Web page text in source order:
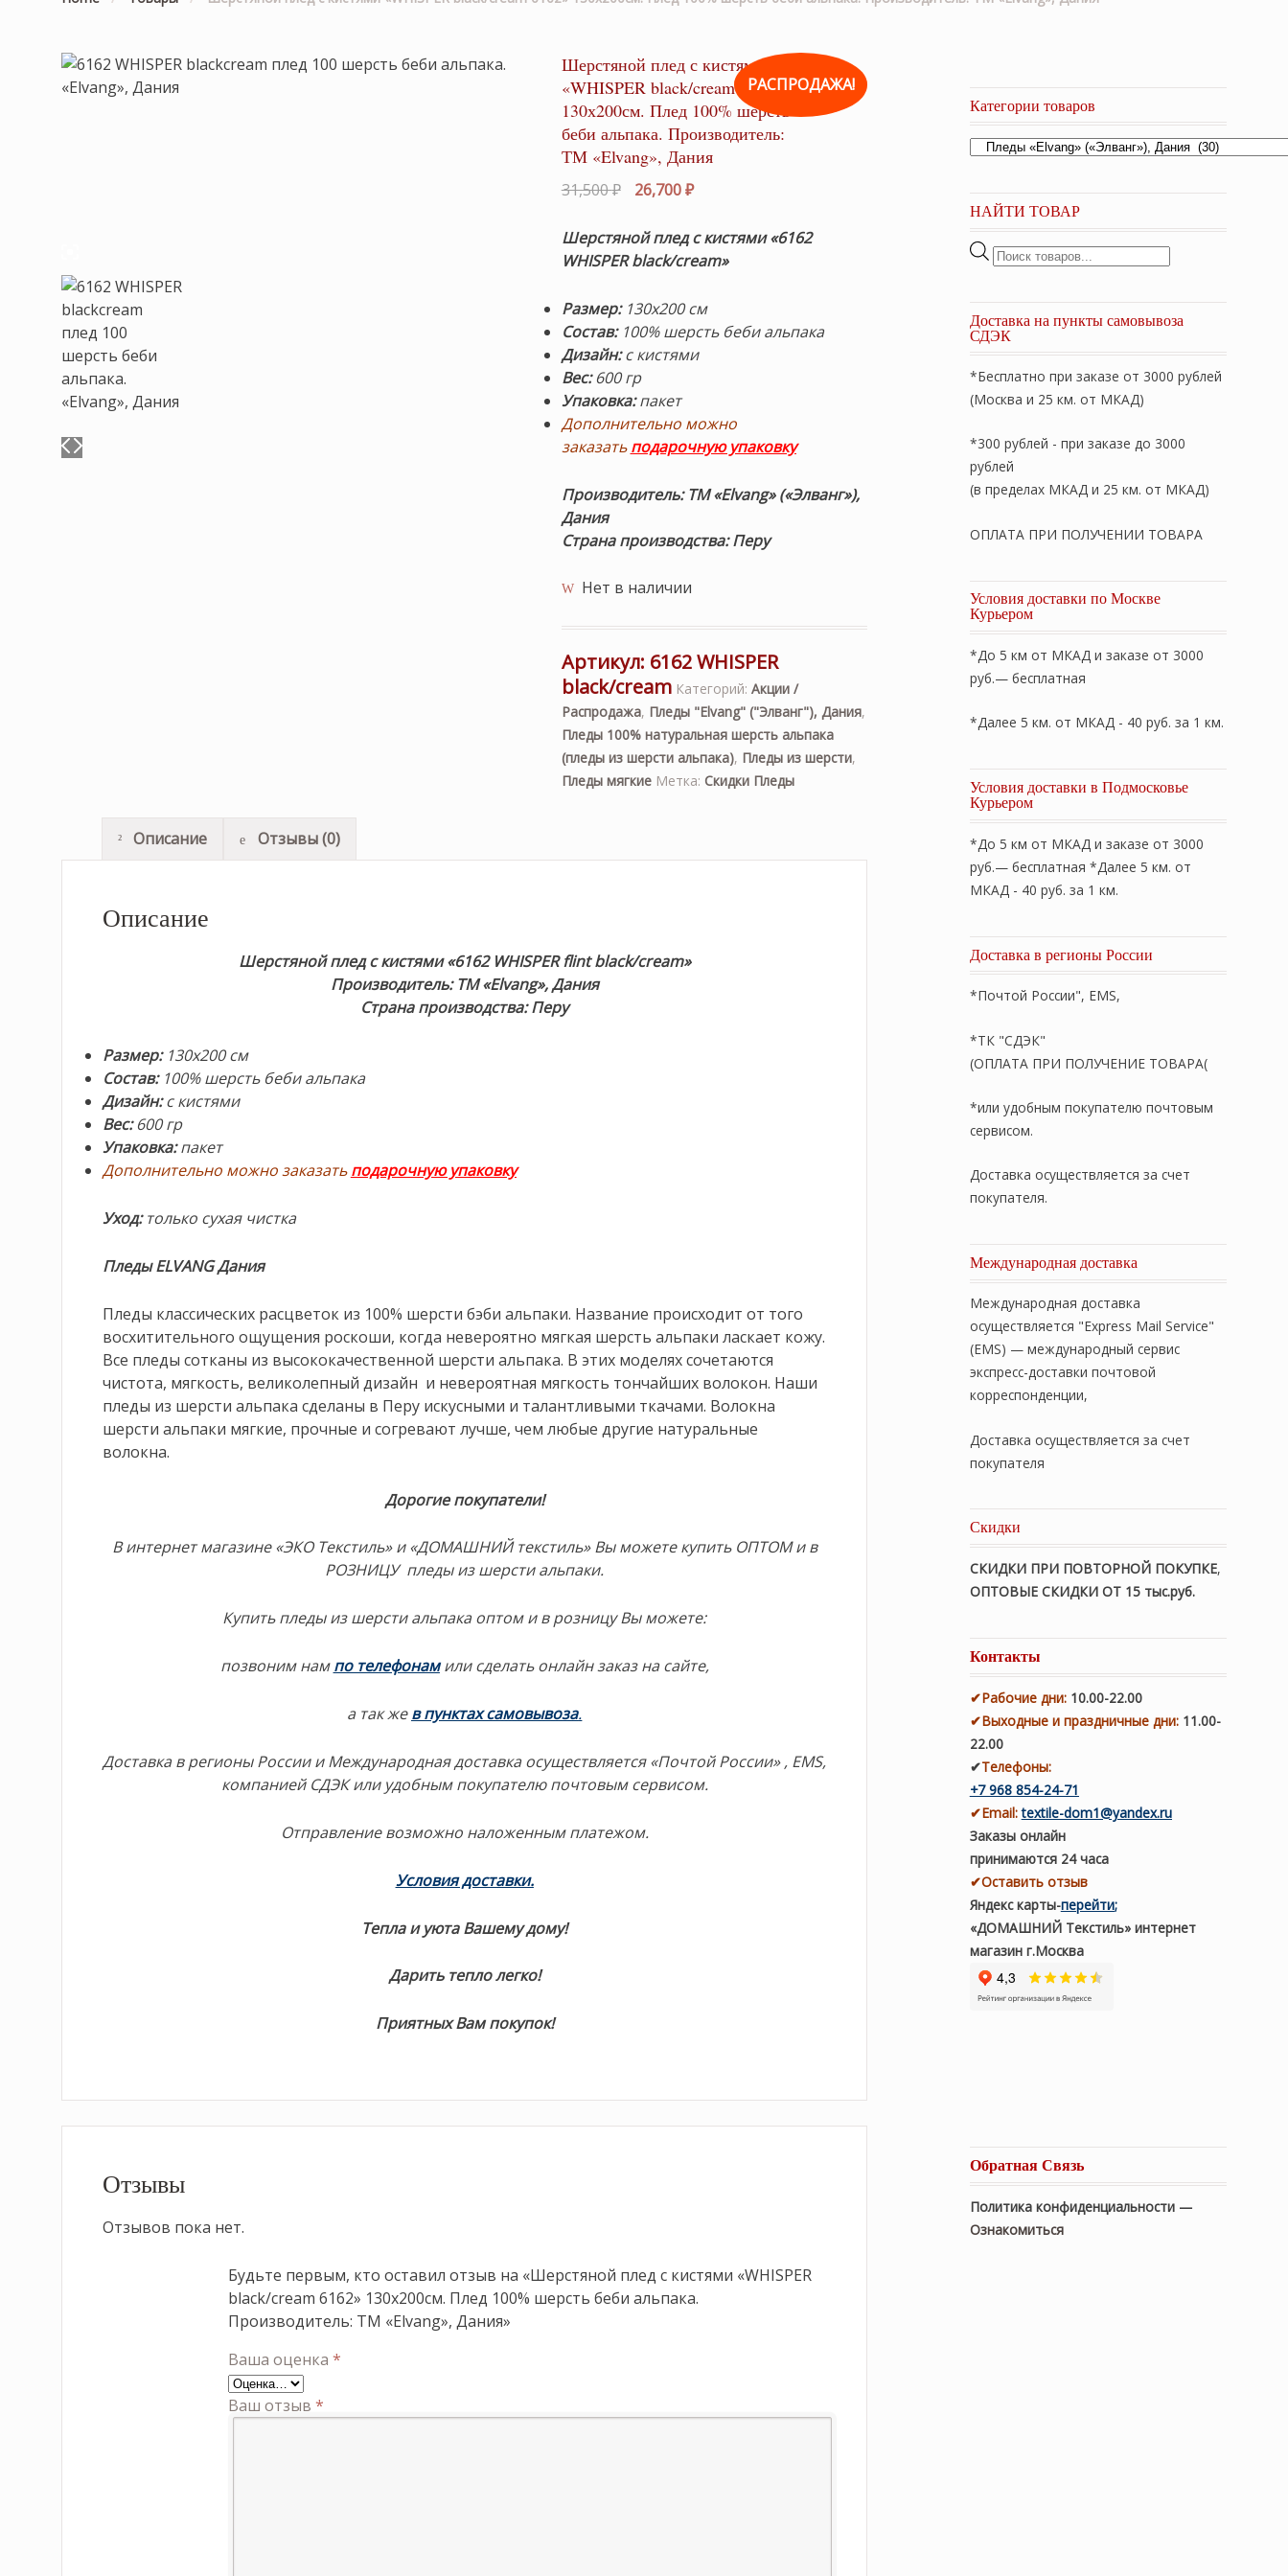
РАСПРОДАЖА!
Шерстяной плед с кистями
«WHISPER black/cream 6162»
130х200см. Плед 100% шерсть
беби альпака. Производитель:
ТМ «Elvang», Дания
31,500₽
Первоначальная
составляла
31,500 ₽.
26,700₽Текущая
26,700 ₽.
Шерстяной плед с кистями «6162
WHISPER black/cream»
Размер:130х200 см
Состав:100% шерсть беби альпака
Дизайн:с кистями
Вес:600 гр
Упаковка:пакет
Дополнительно можно
заказать подарочную упаковку
Производитель: ТМ «Elvang» («Элванг»),
Дания
Страна производства: Перу
Нет в наличии
Артикул: 6162 WHISPER
black/cream Категорий: Акции /
Распродажа, Пледы "Elvang" ("Элванг"), Дания,
Пледы 100% натуральная шерсть альпака
(пледы из шерсти альпака), Пледы из шерсти,
Пледы мягкие Метка: Скидки Пледы
Описание Отзывы (0)
Описание
Шерстяной плед с кистями «6162 WHISPER flint black/cream»
Производитель: ТМ «Elvang», Дания
Страна производства: Перу
Размер:130х200 см
Состав:100% шерсть беби альпака
Дизайн:с кистями
Вес:600 гр
Упаковка:пакет
Дополнительно можно заказать подарочную упаковку
Уход:только сухая чистка
Пледы ELVANG Дания
Пледы классических расцветок из 100% шерсти бэби альпаки. Название происходит от того
восхитительного ощущения роскоши, когда невероятно мягкая шерсть альпаки ласкает кожу.
Все пледы сотканы из высококачественной шерсти альпака. В этих моделях сочетаются
чистота, мягкость, великолепный дизайн и невероятная мягкость тончайших волокон. Наши
пледы из шерсти альпака сделаны в Перу искусными и талантливыми ткачами. Волокна
шерсти альпаки мягкие, прочные и согревают лучше, чем любые другие натуральные
волокна.
Дорогие покупатели!
В интернет магазине «ЭКО Текстиль» и «ДОМАШНИЙ текстиль» Вы можете купить ОПТОМ и в
РОЗНИЦУ пледы из шерсти альпаки.
Купить пледы из шерсти альпака оптом и в розницу Вы можете:
позвоним нампо телефонамили сделать онлайн заказ на сайте,
а так жев пунктах самовывоза.
Доставка в регионы России и Международная доставка осуществляется «Почтой России» , EMS,
компанией СДЭК или удобным покупателю почтовым сервисом.
Отправление возможно наложенным платежом.
Условия доставки.
Тепла и уюта Вашему дому!
Дарить тепло легко!
Приятных Вам покупок!
Отзывы
Отзывов пока нет.
Будьте первым, кто оставил отзыв на «Шерстяной плед с кистями «WHISPER
black/cream 6162» 130х200см. Плед 100% шерсть беби альпака.
Производитель: ТМ «Elvang», Дания»
Ваша оценка *
Ваш отзыв *
Категории товаров
НАЙТИ ТОВАР
Поиск
Доставка на пункты самовывоза
СДЭК
*Бесплатно при заказе от 3000 рублей
(Москва и 25 км. от МКАД)
*300 рублей - при заказе до 3000
рублей
(в пределах МКАД и 25 км. от МКАД)
ОПЛАТА ПРИ ПОЛУЧЕНИИ ТОВАРА
Условия доставки по Москве
Курьером
*До 5 км от МКАД и заказе от 3000
руб.— бесплатная
*Далее 5 км. от МКАД - 40 руб. за 1 км.
Условия доставки в Подмосковье
Курьером
*До 5 км от МКАД и заказе от 3000
руб.— бесплатная *Далее 5 км. от
МКАД - 40 руб. за 1 км.
Доставка в регионы России
*Почтой России", EMS,
*ТК "СДЭК"
(ОПЛАТА ПРИ ПОЛУЧЕНИЕ ТОВАРА(
*или удобным покупателю почтовым
сервисом.
Доставка осуществляется за счет
покупателя.
Международная доставка
Международная доставка
осуществляется "Express Mail Service"
(EMS) — международный сервис
экспресс-доставки почтовой
корреспонденции,
Доставка осуществляется за счет
покупателя
Скидки
СКИДКИ ПРИ ПОВТОРНОЙ ПОКУПКЕ,
ОПТОВЫЕ СКИДКИ ОТ 15 тыс.руб.
Контакты
✔Рабочие дни: 10.00-22.00
✔Выходные и праздничные дни:11.00-
22.00
✔Телефоны:
+7 968 854-24-71
✔Email: textile-dom1@yandex.ru
Заказы онлайн
принимаются 24 часа
✔Оставить отзыв
Яндекс карты-перейти;
«ДОМАШНИЙ Текстиль» интернет
магазин г.Москва
Обратная Связь
Политика конфиденциальности —
Ознакомиться